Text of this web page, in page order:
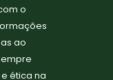
o
ao
ética na